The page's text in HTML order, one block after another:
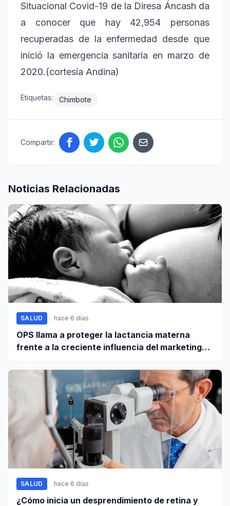
Situacional Covid-19 de la Diresa Áncash da
a conocer que hay 42,954 personas
recuperadas de la enfermedad desde que
inició la emergencia sanitaria en marzo de
2020.(cortesía Andina)
Etiquetas: Chimbote
Compartir:
Noticias Relacionadas
SALUD hace 6 días
OPS llama a proteger la lactancia materna
frente a la creciente influencia del marketing
SALUD hace 6 días
¿Cómo inicia un desprendimiento de retina y